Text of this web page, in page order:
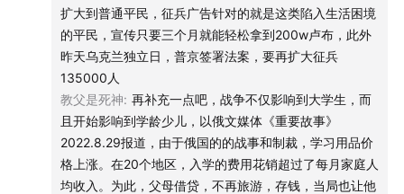
扩大到普通平民，征兵广告针对的就是这类陷入生活困境
的平民，宣传只要三个月就能轻松拿到200w卢布，此外
昨天乌克兰独立日，普京签署法案，要再扩大征兵
135000人
教父是死神: 再补充一点吧，战争不仅影响到大学生，而
且开始影响到学龄少儿，以俄文媒体《重要故事》
2022.8.29报道，由于俄国的的战事和制裁，学习用品价
格上涨。在20个地区，入学的费用花销超过了每月家庭人
均收入。为此，父母借贷，不再旅游，存钱，当局也让他